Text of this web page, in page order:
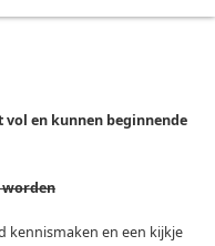
en kunnen beginnende
kennismaken en een kijkje